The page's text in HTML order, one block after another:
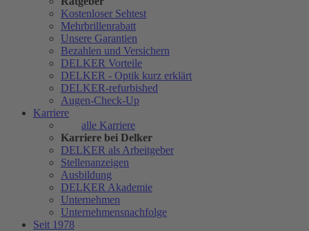
Kostenloser Sehtest
Mehrbrillenrabatt
Unsere Garantien
Bezahlen und Versichern
DELKER Vorteile
DELKER - Optik kurz erklärt
DELKER-refurbished
Augen-Check-Up
Karriere
alle Karriere
Karriere bei Delker
DELKER als Arbeitgeber
Stellenanzeigen
Ausbildung
DELKER Akademie
Unternehmen
Unternehmensnachfolge
Seit 1978